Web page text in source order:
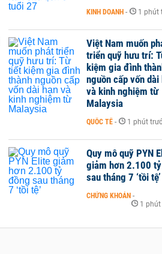
KINH DOANH - 1 phút
Việt Nam muốn
triển quỹ hưu trí:
kiệm gia đình
nguồn cấp vốn dài
và kinh nghiệm từ
Malaysia
QUỐC TẾ - 1 phút
Quy mô quỹ PYN
giảm hơn 2.100
sau tháng 7 ‘tồi tệ’
CHỨNG KHOÁN -
1